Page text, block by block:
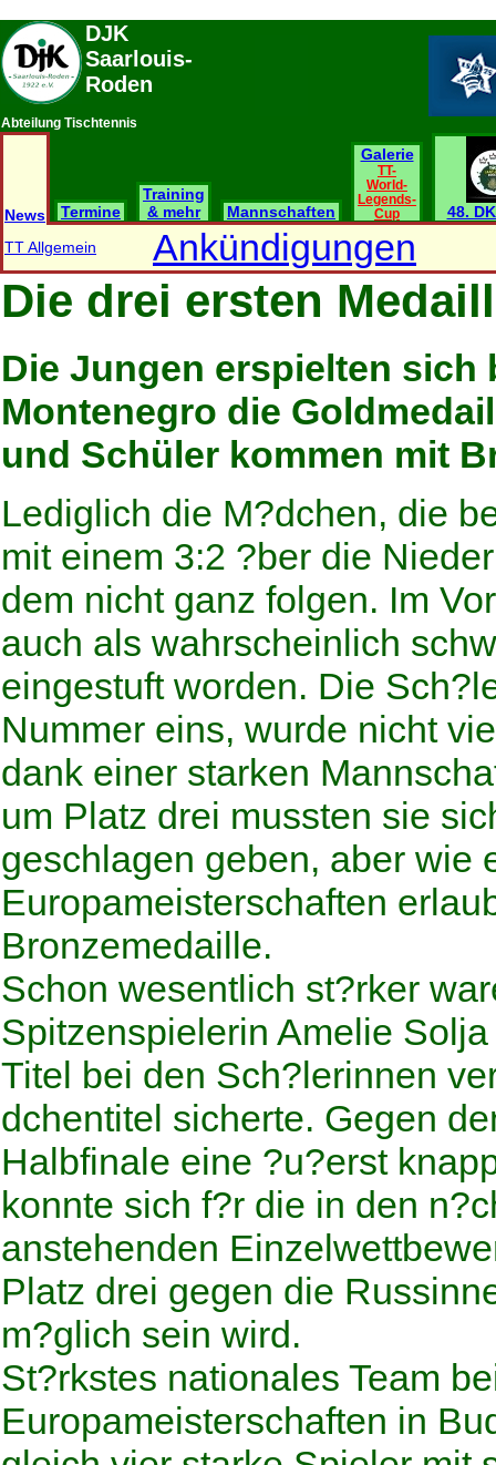
DJK
Saarlouis-
Roden
Abteilung Tischtennis
News Termine
Training
& mehr
Mannschaften
Galerie
TT-
World-
Legends-
Cup
48.
TT Allgemein
Ankündigungen
Die drei ersten
Die Jungen erspielten sich
Montenegro die
und Schüler kommen mit
Lediglich die M?dchen, die
mit einem 3:2 ?ber die
dem nicht ganz folgen. Im
auch als wahrscheinlich
eingestuft worden. Die
Nummer eins, wurde nicht
dank einer starken
um Platz drei mussten sie
geschlagen geben, aber wie
Europameisterschaften
Bronzemedaille.
Schon wesentlich st?rker
Spitzenspielerin Amelie
Titel bei den Sch?lerinnen
dchentitel sicherte. Gegen
Halbfinale eine ?u?erst
konnte sich f?r die in den
anstehenden
Platz drei gegen die
m?glich sein wird.
St?rkstes nationales Team
Europameisterschaften in